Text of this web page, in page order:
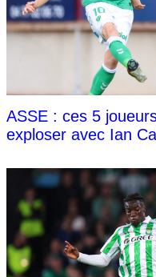
ASSE : ces 5
exploser avec Ian